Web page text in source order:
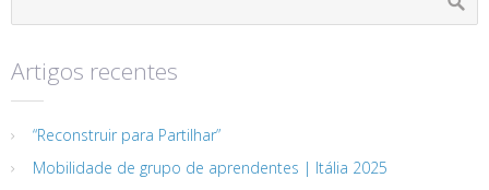
Artigos recentes
“Reconstruir para Partilhar”
Mobilidade de grupo de aprendentes | Itália 2025